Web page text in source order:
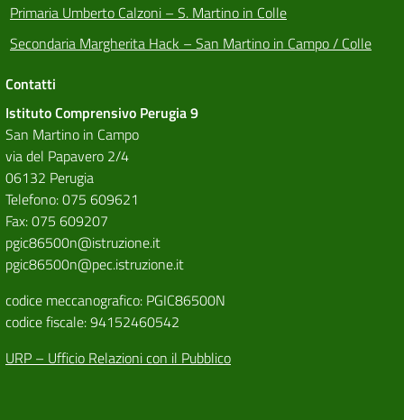
Primaria Umberto Calzoni – S. Martino in Colle
Secondaria Margherita Hack – San Martino in Campo / Colle
Contatti
Istituto Comprensivo Perugia 9
San Martino in Campo
via del Papavero 2/4
06132 Perugia
Telefono: 075 609621
Fax: 075 609207
pgic86500n@istruzione.it
pgic86500n@pec.istruzione.it
codice meccanografico: PGIC86500N
codice fiscale: 94152460542
URP – Ufficio Relazioni con il Pubblico